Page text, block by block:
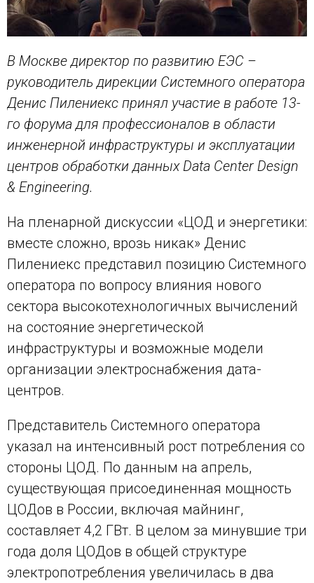
В Москве директор по развитию ЕЭС –
руководитель дирекции Системного оператора
Денис Пилениекс принял участие в работе 13-
го форума для профессионалов в области
инженерной инфраструктуры и эксплуатации
центров обработки данных Data Center Design
& Engineering.
На пленарной дискуссии «ЦОД и энергетики:
вместе сложно, врозь никак» Денис
Пилениекс представил позицию Системного
оператора по вопросу влияния нового
сектора высокотехнологичных вычислений
на состояние энергетической
инфраструктуры и возможные модели
организации электроснабжения дата-
центров.
Представитель Системного оператора
указал на интенсивный рост потребления со
стороны ЦОД. По данным на апрель,
существующая присоединенная мощность
ЦОДов в России, включая майнинг,
составляет 4,2 ГВт. В целом за минувшие три
года доля ЦОДов в общей структуре
электропотребления увеличилась в два